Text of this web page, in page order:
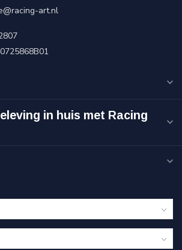
art.nl
in huis met Racing